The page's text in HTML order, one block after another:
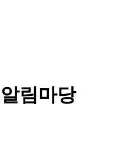
알림마당